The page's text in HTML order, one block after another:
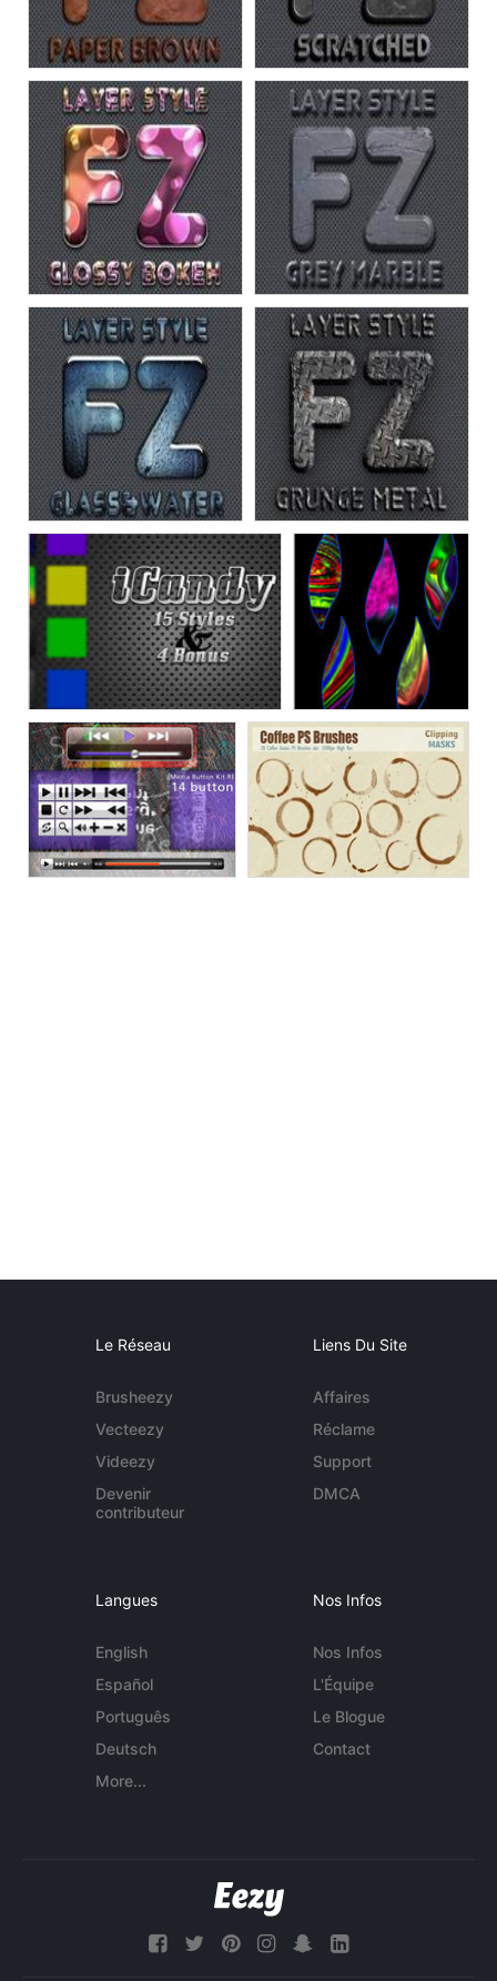
Le Réseau
Brusheezy
Vecteezy
Videezy
Devenir
contributeur
Liens Du Site
Affaires
Réclame
Support
DMCA
Langues
English
Español
Português
Deutsch
More...
Nos Infos
Nos Infos
L'Équipe
Le Blogue
Contact